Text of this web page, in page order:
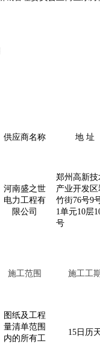
供应商名称 地 址
河南盛之世
电力工程有
限公司
郑州高新技
产业开发区
竹街76号9
1单元10层
号
施工范围 施工工期
图纸及工程
量清单范围
内的所有工
15日历